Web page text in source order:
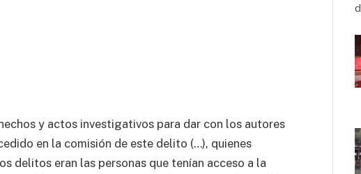
y actos investigativos para dar con los autores
en la comisión de este delito (…), quienes
delitos eran las personas que tenían acceso a la